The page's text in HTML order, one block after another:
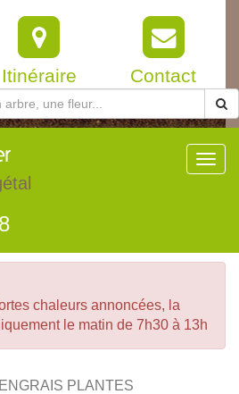
Itinéraire Contact
chaleurs annoncées, la
le matin de 7h30 à 13h
PLANTES